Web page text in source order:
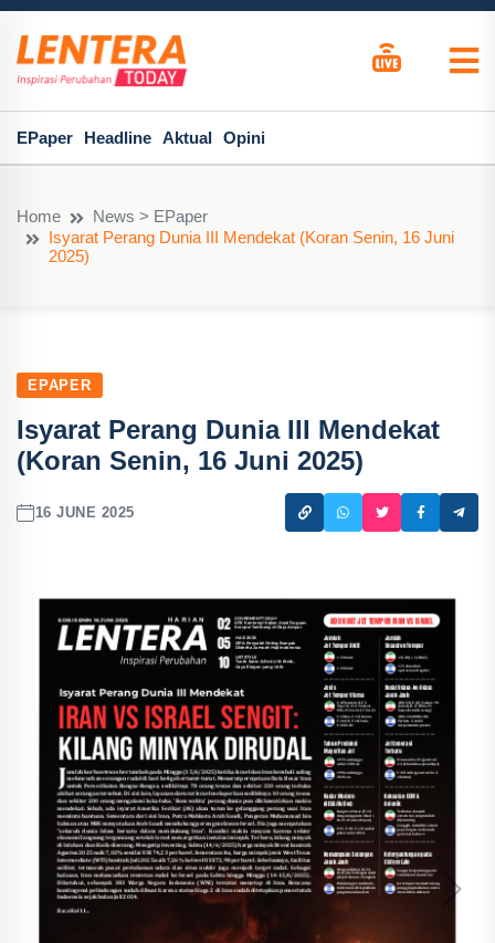
EPaper Headline Aktual Opini
Home
News > EPaper
Isyarat Perang Dunia III Mendekat (Koran Senin, 16 Juni
2025)
EPAPER
Isyarat Perang Dunia III Mendekat
(Koran Senin, 16 Juni 2025)
16 JUNE 2025